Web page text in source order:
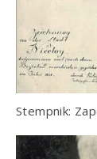
Stempnik: